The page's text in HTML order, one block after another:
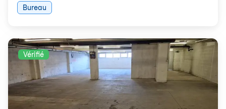
Bureau
Vérifié